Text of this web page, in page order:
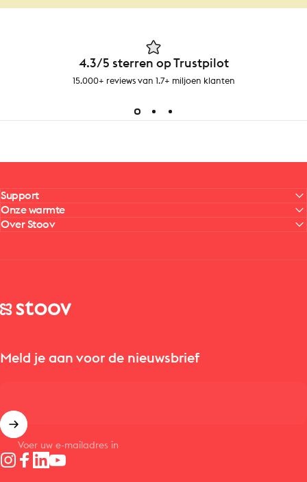
4.3/5 sterren op Trustpilot
15.000+ reviews van 1.7+ miljoen klanten
Support
Onze warmte
Over Stoov
Stoov® | Cordless Heated Cushions & Blankets
Meld je aan voor de nieuwsbrief
Voer uw e-mailadres in